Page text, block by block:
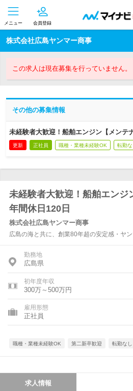
メニュー 会員登録
株式会社広島ヤンマー商事
この求人は現在募集を行っていません。
その他の募集情報
未経験者大歓迎！船舶エンジン【メンテ
更新 正社員 職種・業種未経験OK 転勤な
未経験者大歓迎！船舶エンジ
年間休日120日
株式会社広島ヤンマー商事
広島の海と共に、創業80年超の安定感・ヤ
勤務地
広島県
初年度年収
300万～500万円
雇用形態
正社員
職種・業種未経験OK 第二新卒歓迎 転勤なし
求人情報